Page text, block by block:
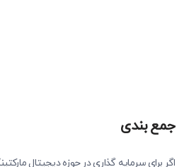
جمع بندی
اگر برای سرمایه گذاری در حوزه دیجیتال